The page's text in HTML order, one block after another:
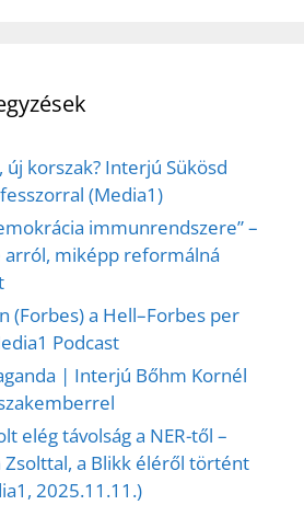
korszak? Interjú Sükösd
(Media1)
immunrendszere” –
arról, miképp reformálná
(Forbes) a Hell–Forbes per
Podcast
| Interjú Bőhm Kornél
elég távolság a NER-től –
Zsolttal, a Blikk éléről történt
2025.11.11.)